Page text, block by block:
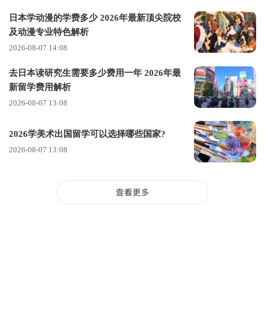
沉浸式设计，有 CSM 的叙事环境专业；想做交互艺术与新媒体
创作，有切尔西的计算艺术专业。无论什么背景、什么职业规
划，都能在 UAL 找到完全匹配自己的专业，而不是被一个单一
2. 产业级的真实项目，毕业即拥有行业顶级履历
UAL 的交互设计教学，从来不是纸上谈兵。所有专业的核心项
目，均来自合作企业与公共机构的真实需求，学生在校期间，
就能为谷歌、苹果、BBC、NHS 等全球顶级机构做设计项目，
这些项目可以直接放进作品集，成为求职时的核心竞争力。更
整经历从调研、设计、开发到落地的全流程，而不是只做一个
日本学动漫的学费多少 2026年最新顶尖院校
及动漫专业特色解析
2026-08-07 14:08
去日本读研究生需要多少费用一年 2026年最
新留学费用解析
2026-08-07 13:08
2026学美术出国留学可以选择哪些国家?
2026-08-07 13:08